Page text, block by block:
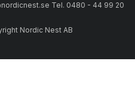
Tel. 0480 - 44 99 20
Nordic Nest AB